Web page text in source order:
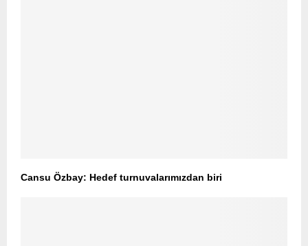
Cansu Özbay: Hedef turnuvalarımızdan biri